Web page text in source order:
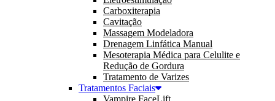
Carboxiterapia
Cavitação
Massagem Modeladora
Drenagem Linfática Manual
Mesoterapia Médica para Celulite e
Redução de Gordura
Tratamento de Varizes
Tratamentos Faciais
Vampire FaceLift